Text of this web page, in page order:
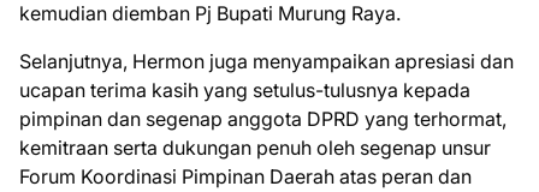
kemudian diemban Pj Bupati Murung Raya.
Selanjutnya, Hermon juga menyampaikan apresiasi dan
ucapan terima kasih yang setulus-tulusnya kepada
pimpinan dan segenap anggota DPRD yang terhormat,
kemitraan serta dukungan penuh oleh segenap unsur
Forum Koordinasi Pimpinan Daerah atas peran dan